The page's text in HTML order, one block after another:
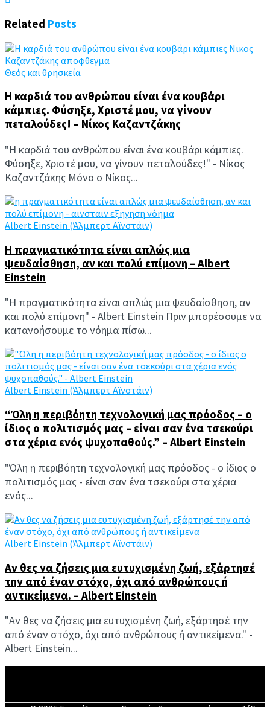
Related Posts
Θεός και θρησκεία
H καρδιά του ανθρώπου είναι ένα κουβάρι
κάμπιες. Φύσηξε, Χριστέ μου, να γίνουν
πεταλούδες! – Νίκος Καζαντζάκης
"H καρδιά του ανθρώπου είναι ένα κουβάρι κάμπιες.
Φύσηξε, Χριστέ μου, να γίνουν πεταλούδες!" - Νίκος
Καζαντζάκης Μόνο ο Νίκος...
Albert Einstein (Άλμπερτ Αϊνστάιν)
Η πραγματικότητα είναι απλώς μια
ψευδαίσθηση, αν και πολύ επίμονη – Albert
Einstein
"Η πραγματικότητα είναι απλώς μια ψευδαίσθηση, αν
και πολύ επίμονη" - Albert Einstein Πριν μπορέσουμε να
κατανοήσουμε το νόημα πίσω...
Albert Einstein (Άλμπερτ Αϊνστάιν)
“Όλη η περιβόητη τεχνολογική μας πρόοδος – ο
ίδιος ο πολιτισμός μας – είναι σαν ένα τσεκούρι
στα χέρια ενός ψυχοπαθούς.” – Albert Einstein
"Όλη η περιβόητη τεχνολογική μας πρόοδος - ο ίδιος ο
πολιτισμός μας - είναι σαν ένα τσεκούρι στα χέρια
ενός...
Albert Einstein (Άλμπερτ Αϊνστάιν)
Αν θες να ζήσεις μια ευτυχισμένη ζωή, εξάρτησέ
την από έναν στόχο, όχι από ανθρώπους ή
αντικείμενα. – Albert Einstein
"Αν θες να ζήσεις μια ευτυχισμένη ζωή, εξάρτησέ την
από έναν στόχο, όχι από ανθρώπους ή αντικείμενα." -
Albert Einstein...